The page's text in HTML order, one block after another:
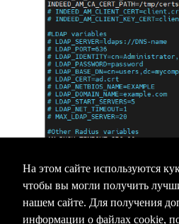
На этом сайте используются
чтобы вы могли получить
нашем сайте. Для получения
информации о файлах cookie,